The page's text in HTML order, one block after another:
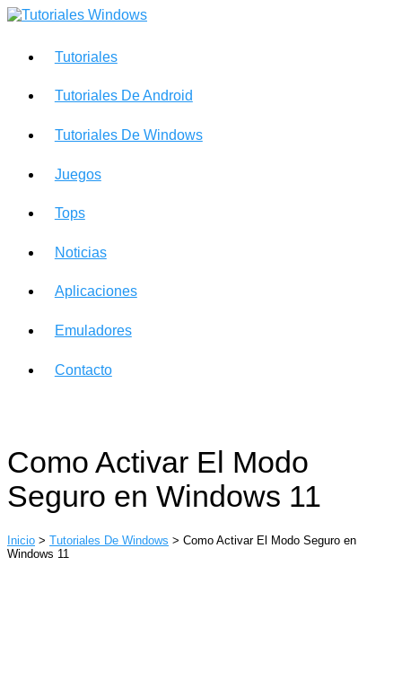
Saltar
Tutoriales
Tutoriales De Android
Tutoriales De Windows
Juegos
Tops
Noticias
Aplicaciones
Emuladores
Contacto
Como Activar El Modo
Seguro en Windows 11
Inicio > Tutoriales De Windows > Como Activar El Modo Seguro en
Windows 11